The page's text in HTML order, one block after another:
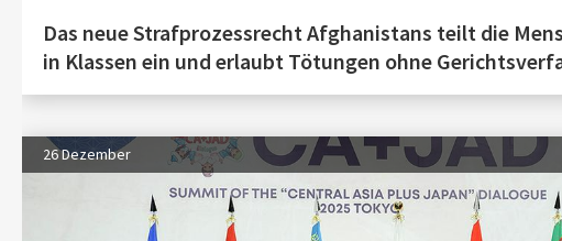
Das neue Strafprozessrecht Afghanistans teilt die
in Klassen ein und erlaubt Tötungen ohne
26 Dezember